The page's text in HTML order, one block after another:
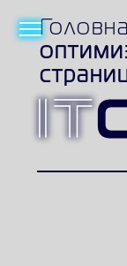
Головна